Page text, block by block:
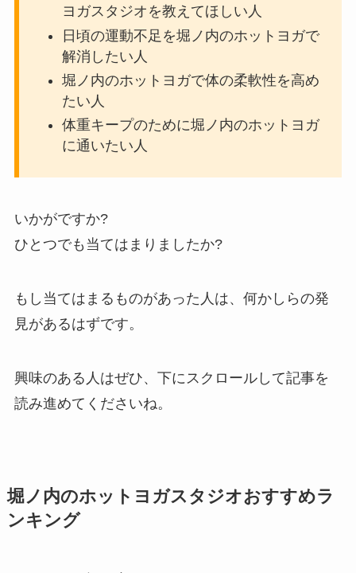
ヨガスタジオを教えてほしい人
日頃の運動不足を堀ノ内のホットヨガで
解消したい人
堀ノ内のホットヨガで体の柔軟性を高め
たい人
体重キープのために堀ノ内のホットヨガ
に通いたい人
いかがですか?
ひとつでも当てはまりましたか?
もし当てはまるものがあった人は、何かしらの発
見があるはずです。
興味のある人はぜひ、下にスクロールして記事を
読み進めてくださいね。
堀ノ内のホットヨガスタジオおすすめラ
ンキング